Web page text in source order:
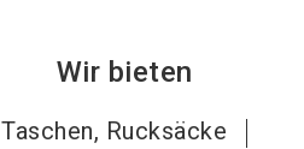
Wir bieten
Taschen, Rucksäcke